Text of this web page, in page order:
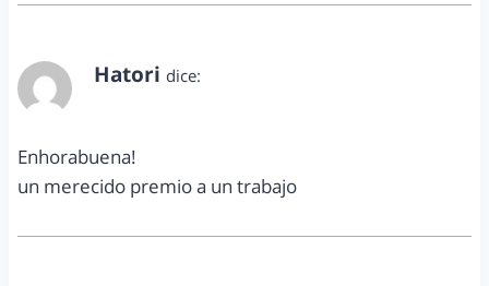
Hatori dice:
Enhorabuena!
un merecido premio a un trabajo